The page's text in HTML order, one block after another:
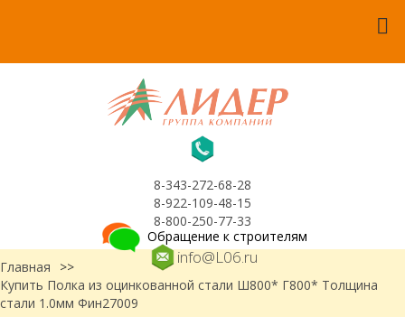
8-343-272-68-28
8-922-109-48-15
8-800-250-77-33
info@L06.ru
Обращение к строителям
Главная
>>
Купить Полка из оцинкованной стали Ш800* Г800* Толщина
стали 1.0мм Фин27009